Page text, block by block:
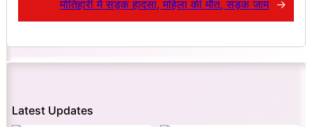
मोतिहारी में सड़क हादसा, महिला की मौत, सड़क जाम →
Latest Updates